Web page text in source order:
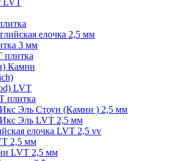
LVT
елочка 2,5 мм
3 мм
плитка
Камни
LVT
плитка
Эль Стоун (Камни ) 2,5 мм
Эль LVT 2,5 мм
елочка LVT 2,5 vv
2,5 мм
LVT 2,5 мм